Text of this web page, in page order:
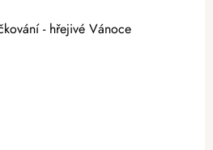
- hřejivé Vánoce